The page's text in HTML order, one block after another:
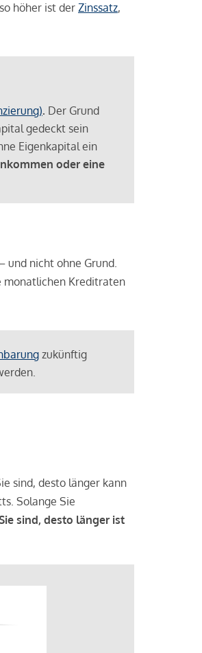
höher ist derZinssatz,
. Der Grund
gedeckt sein
Eigenkapital ein
oder eine
und nicht ohne Grund.
monatlichen Kreditraten
zukünftig
sind, desto länger kann
Solange Sie
sind, desto länger ist